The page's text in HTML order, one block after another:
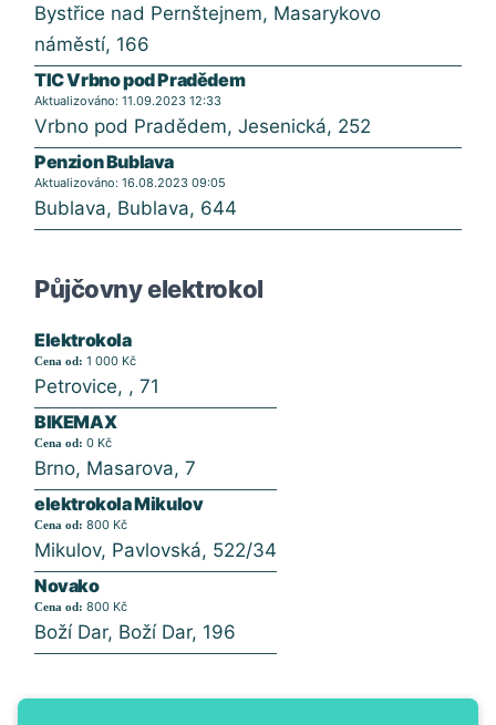
Bystřice nad Pernštejnem, Masarykovo
náměstí, 166
TIC Vrbno pod Pradědem
Aktualizováno: 11.09.2023 12:33
Vrbno pod Pradědem, Jesenická, 252
Penzion Bublava
Aktualizováno: 16.08.2023 09:05
Bublava, Bublava, 644
Půjčovny elektrokol
Elektrokola
Cena od: 1 000 Kč
Petrovice, , 71
BIKEMAX
Cena od: 0 Kč
Brno, Masarova, 7
elektrokola Mikulov
Cena od: 800 Kč
Mikulov, Pavlovská, 522/34
Novako
Cena od: 800 Kč
Boží Dar, Boží Dar, 196